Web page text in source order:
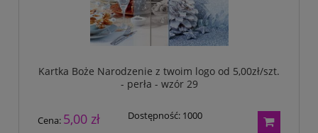
Kartka Boże Narodzenie z twoim logo od 5,00zł/szt.
- perła - wzór 29
Cena: 5,00 zł Dostępność: 1000